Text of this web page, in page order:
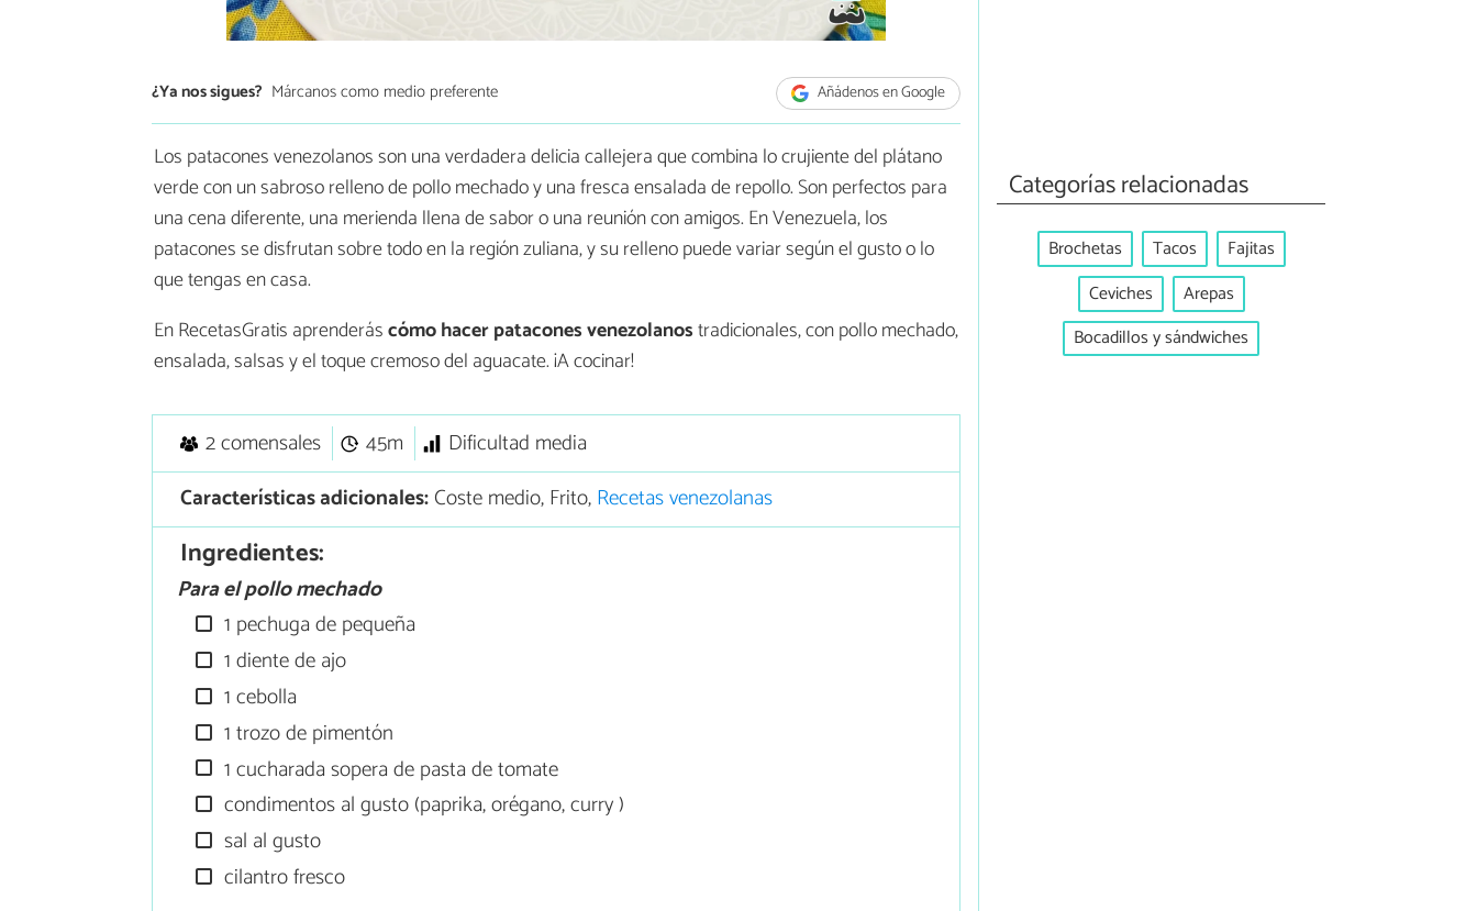
¿Ya nos sigues? Márcanos como medio preferente Añádenos en Google
Los patacones venezolanos son una verdadera delicia callejera que combina lo crujiente del plátano
verde con un sabroso relleno de pollo mechado y una fresca ensalada de repollo. Son perfectos para
una cena diferente, una merienda llena de sabor o una reunión con amigos. En Venezuela, los
patacones se disfrutan sobre todo en la región zuliana, y su relleno puede variar según el gusto o lo
que tengas en casa.
En RecetasGratis aprenderáscómo hacer patacones venezolanostradicionales, con pollo mechado,
ensalada, salsas y el toque cremoso del aguacate. ¡A cocinar!
2 comensales 45m
Dificultad media
Características adicionales:Coste medio, Frito,Recetas venezolanas
Ingredientes:
Para el pollo mechado
1 pechuga de pequeña
1 diente de ajo
1 cebolla
1 trozo de pimentón
1 cucharada sopera de pasta de tomate
condimentos al gusto (paprika, orégano, curry )
sal al gusto
cilantro fresco
Categorías relacionadas
Brochetas Tacos
Fajitas
Ceviches
Arepas
Bocadillos y sándwiches